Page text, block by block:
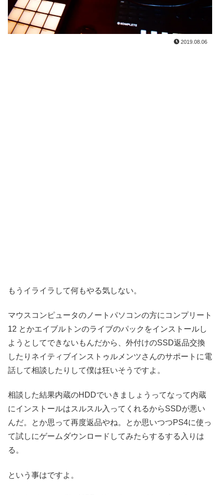
2019.08.06
もうイライラして何もやる気しない。
マウスコンピュータのノートパソコンの方にコンプリート
12 とかエイブルトンのライブのパックをインストールし
ようとしてできないもんだから、外付けのSSD返品交換
したりネイティブインストゥルメンツさんのサポートに電
話して相談したりして僕は狂いそうですよ。
相談した結果内蔵のHDDでいきましょうってなって内蔵
にインストールはスルスル入ってくれるからSSDが悪い
んだ。とか思って再度返品やね。とか思いつつPS4に使っ
て試しにゲームダウンロードしてみたらするする入りは
る。
という事はですよ。